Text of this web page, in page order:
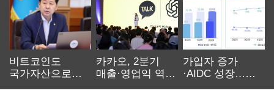
비트코인도
국가자산으로…'
카카오, 2분기
매출·영업익 역대
가입자 증가
·AIDC 성장…